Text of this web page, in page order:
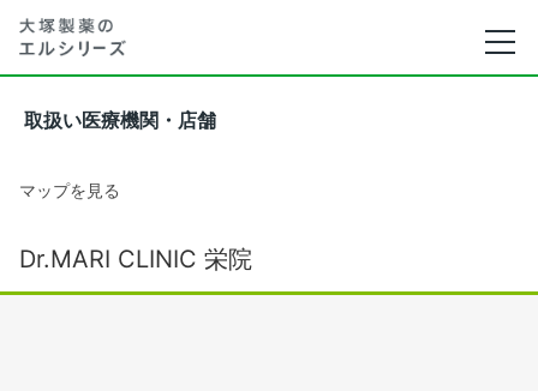
取扱い医療機関・店舗
マップを見る
Dr.MARI CLINIC 栄院